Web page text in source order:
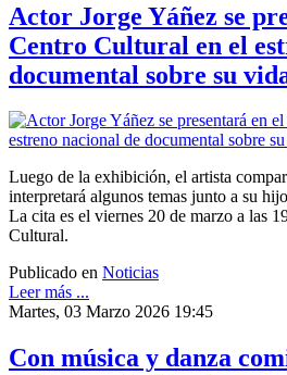
Actor Jorge Yáñez se
Centro Cultural en el
documental sobre su
Luego de la exhibición, el artista
interpretará algunos temas junto a su
La cita es el viernes 20 de marzo a las
Cultural.
Publicado en Noticias
Leer más ...
Martes, 03 Marzo 2026 19:45
Con música y danza